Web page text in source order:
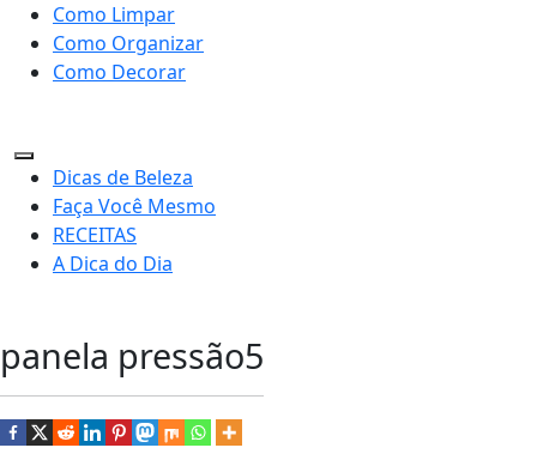
Como Limpar
Como Organizar
Como Decorar
Dicas de Beleza
Faça Você Mesmo
RECEITAS
A Dica do Dia
panela pressão5